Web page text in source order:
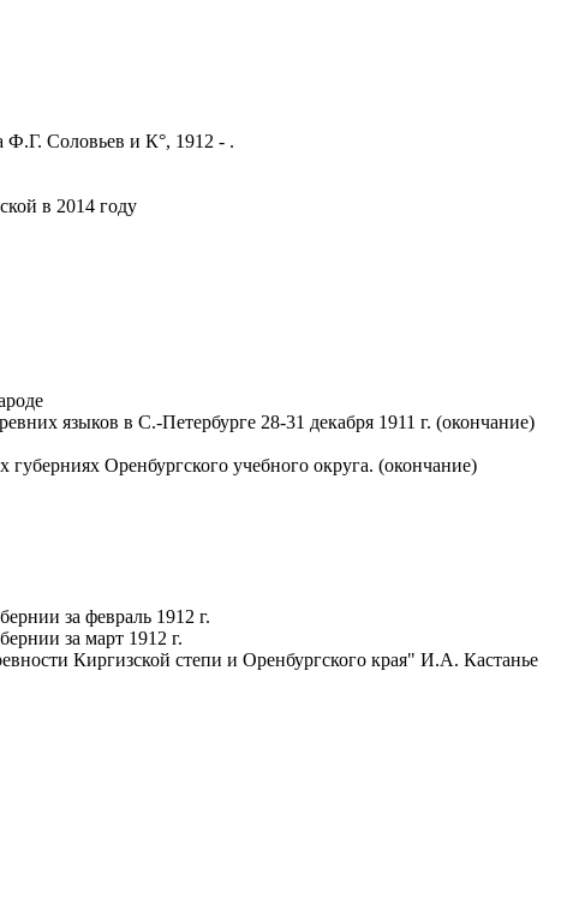
Соловьев и К°, 1912 - .
в 2014 году
языков в С.-Петербурге 28-31 декабря 1911 г. (окончание)
Оренбургского учебного округа. (окончание)
за февраль 1912 г.
за март 1912 г.
Киргизской степи и Оренбургского края" И.А. Кастанье